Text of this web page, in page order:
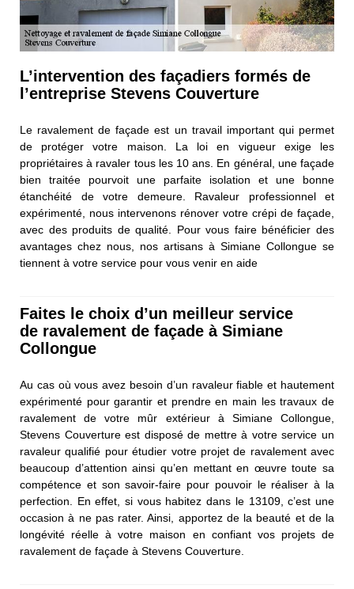
L’intervention des façadiers formés de
l’entreprise Stevens Couverture
Le ravalement de façade est un travail important qui permet
de protéger votre maison. La loi en vigueur exige les
propriétaires à ravaler tous les 10 ans. En général, une façade
bien traitée pourvoit une parfaite isolation et une bonne
étanchéité de votre demeure. Ravaleur professionnel et
expérimenté, nous intervenons rénover votre crépi de façade,
avec des produits de qualité. Pour vous faire bénéficier des
avantages chez nous, nos artisans à Simiane Collongue se
tiennent à votre service pour vous venir en aide
Faites le choix d’un meilleur service
de ravalement de façade à Simiane
Collongue
Au cas où vous avez besoin d’un ravaleur fiable et hautement
expérimenté pour garantir et prendre en main les travaux de
ravalement de votre mûr extérieur à Simiane Collongue,
Stevens Couverture est disposé de mettre à votre service un
ravaleur qualifié pour étudier votre projet de ravalement avec
beaucoup d’attention ainsi qu’en mettant en œuvre toute sa
compétence et son savoir-faire pour pouvoir le réaliser à la
perfection. En effet, si vous habitez dans le 13109, c’est une
occasion à ne pas rater. Ainsi, apportez de la beauté et de la
longévité réelle à votre maison en confiant vos projets de
ravalement de façade à Stevens Couverture.